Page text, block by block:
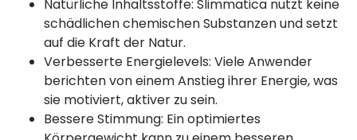
Natürliche Inhaltsstoffe: Slimmatica nutzt keine
schädlichen chemischen Substanzen und setzt
auf die Kraft der Natur.
Verbesserte Energielevels: Viele Anwender
berichten von einem Anstieg ihrer Energie, was
sie motiviert, aktiver zu sein.
Bessere Stimmung: Ein optimiertes